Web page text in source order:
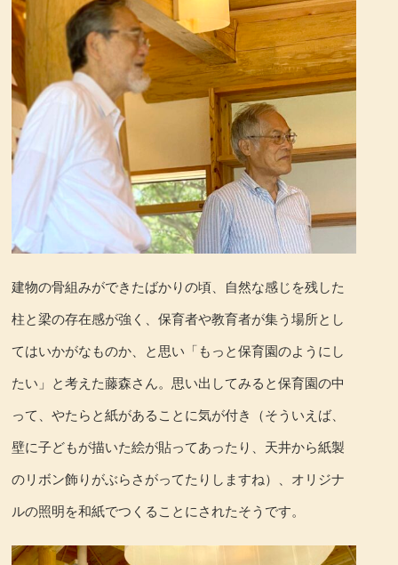
建物の骨組みができたばかりの頃、自然な感じを残した
柱と梁の存在感が強く、保育者や教育者が集う場所とし
てはいかがなものか、と思い「もっと保育園のようにし
たい」と考えた藤森さん。思い出してみると保育園の中
って、やたらと紙があることに気が付き（そういえば、
壁に子どもが描いた絵が貼ってあったり、天井から紙製
のリボン飾りがぶらさがってたりしますね）、オリジナ
ルの照明を和紙でつくることにされたそうです。